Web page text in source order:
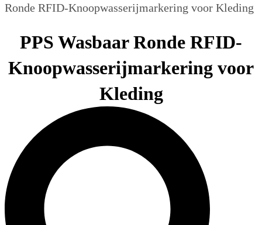
Ronde RFID-Knoopwasserijmarkering voor Kleding
PPS Wasbaar Ronde RFID-
Knoopwasserijmarkering voor
Kleding